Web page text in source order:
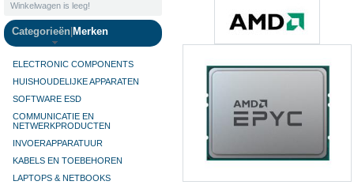
Winkelwagen is leeg!
Categorieën Merken
ELECTRONIC COMPONENTS
HUISHOUDELIJKE APPARATEN
SOFTWARE ESD
COMMUNICATIE EN
NETWERKPRODUCTEN
INVOERAPPARATUUR
KABELS EN TOEBEHOREN
LAPTOPS & NETBOOKS